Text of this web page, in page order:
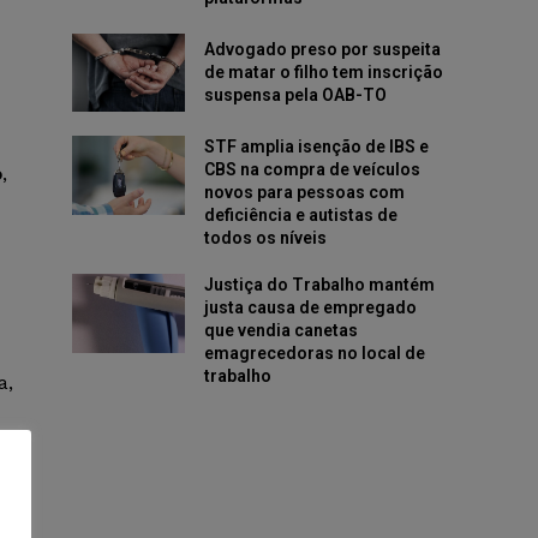
,
Advogado preso por suspeita
de matar o filho tem inscrição
suspensa pela OAB-TO
STF amplia isenção de IBS e
CBS na compra de veículos
novos para pessoas com
deficiência e autistas de
todos os níveis
Justiça do Trabalho mantém
justa causa de empregado
que vendia canetas
emagrecedoras no local de
trabalho